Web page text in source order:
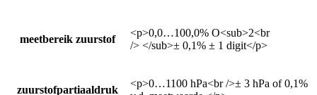
meetbereik zuurstof
<p>0,0…100,0% O<sub>2<br
/> </sub>± 0,1% ± 1 digit</p>
zuurstofpartiaaldruk
<p>0…1100 hPa<br />± 3 hPa of 0,1%